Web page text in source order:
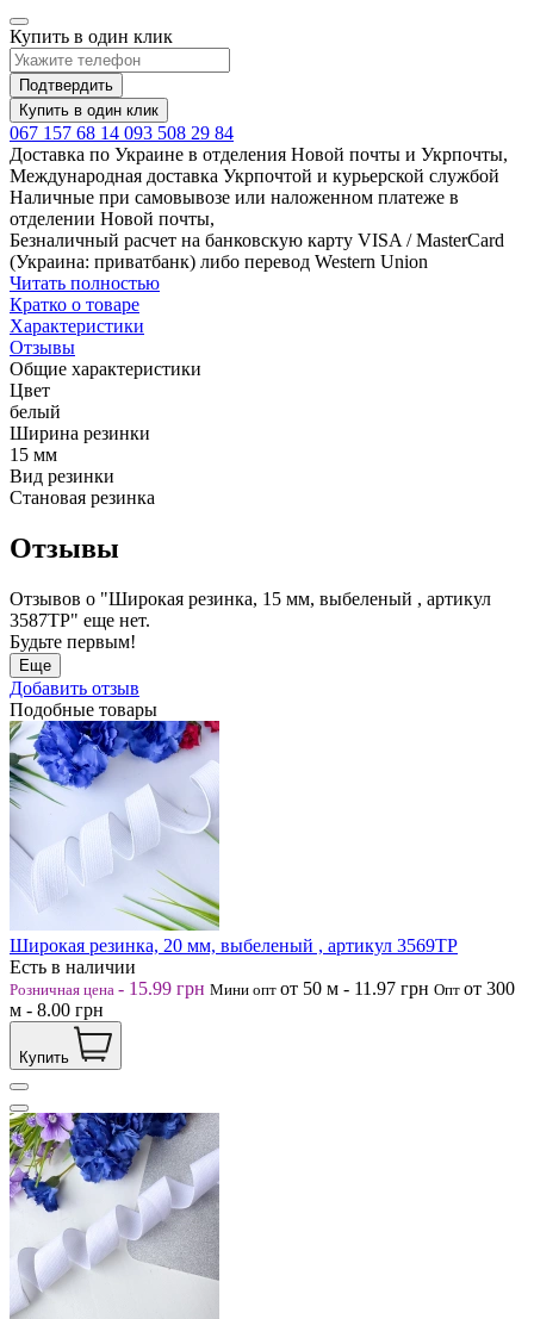
Купить в один клик
Подтвердить
Купить в один клик
067 157 68 14 093 508 29 84
Доставка по Украине в отделения Новой почты и Укрпочты,
Международная доставка Укрпочтой и курьерской службой
Наличные при самовывозе или наложенном платеже в
отделении Новой почты,
Безналичный расчет на банковскую карту VISA / MasterCard
(Украина: приватбанк) либо перевод Western Union
Читать полностью
Кратко о товаре
Характеристики
Отзывы
Общие характеристики
Цвет
белый
Ширина резинки
15 мм
Вид резинки
Становая резинка
Отзывы
Отзывов о "Широкая резинка, 15 мм, выбеленый , артикул
3587ТР" еще нет.
Будьте первым!
Еще
Добавить отзыв
Подобные товары
Широкая резинка, 20 мм, выбеленый , артикул 3569ТР
Есть в наличии
Розничная цена - 15.99 грн Мини опт от 50 м - 11.97 грн Опт от 300
м - 8.00 грн
Купить